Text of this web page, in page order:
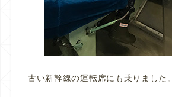
古い新幹線の運転席にも乗りました。